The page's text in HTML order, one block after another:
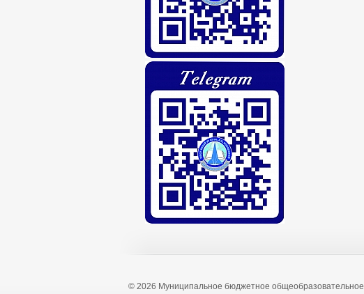
© 2026 Муниципальное бюджетное общеобразовательное